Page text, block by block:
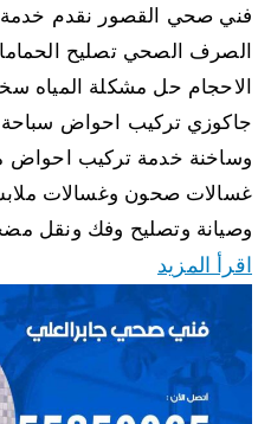
فني صحي القصور نقدم خدمة
الصرف الصحي تصليح
الاحجام حل مشكلة المياه
جاكوزي تركيب احواض سباحة
وساخنة خدمة تركيب احواض
غسالات صحون وغسالات
وصيانة وتصليح وفك ونقل
اقرأ المزيد